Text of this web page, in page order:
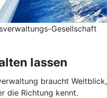
Gesellschaft
lassen
braucht Weitblick,
die Richtung kennt.